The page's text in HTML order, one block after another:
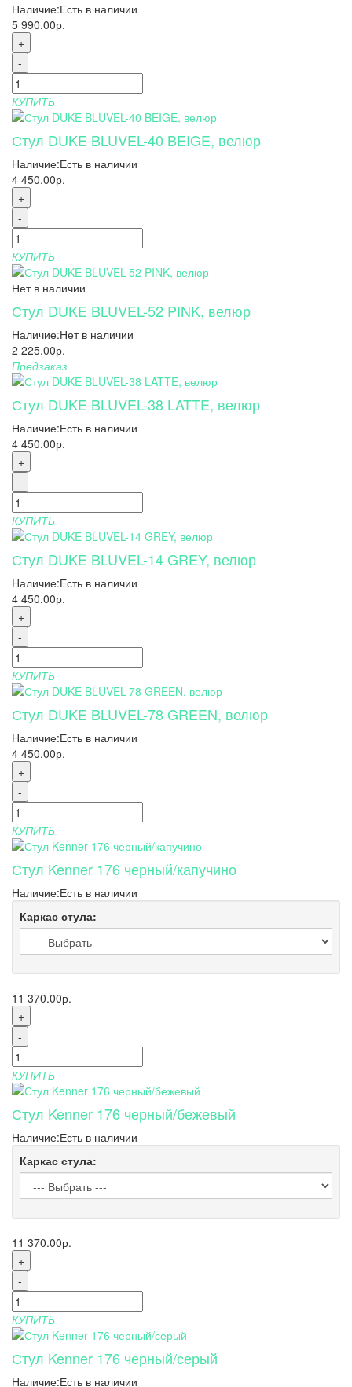
Наличие:Есть в наличии
5 990.00р.
+
-
КУПИТЬ
Стул DUKE BLUVEL-40 BEIGE, велюр
Наличие:Есть в наличии
4 450.00р.
+
-
КУПИТЬ
Нет в наличии
Стул DUKE BLUVEL-52 PINK, велюр
Наличие:Нет в наличии
2 225.00р.
Предзаказ
Стул DUKE BLUVEL-38 LATTE, велюр
Наличие:Есть в наличии
4 450.00р.
+
-
КУПИТЬ
Стул DUKE BLUVEL-14 GREY, велюр
Наличие:Есть в наличии
4 450.00р.
+
-
КУПИТЬ
Стул DUKE BLUVEL-78 GREEN, велюр
Наличие:Есть в наличии
4 450.00р.
+
-
КУПИТЬ
Стул Kenner 176 черный/капучино
Наличие:Есть в наличии
Каркас стула:
11 370.00р.
+
-
КУПИТЬ
Стул Kenner 176 черный/бежевый
Наличие:Есть в наличии
Каркас стула:
11 370.00р.
+
-
КУПИТЬ
Стул Kenner 176 черный/серый
Наличие:Есть в наличии